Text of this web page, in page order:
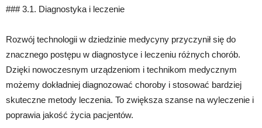
### 3.1. Diagnostyka i leczenie
Rozwój technologii w dziedzinie medycyny przyczynił się do
znacznego postępu w diagnostyce i leczeniu różnych chorób.
Dzięki nowoczesnym urządzeniom i technikom medycznym
możemy dokładniej diagnozować choroby i stosować bardziej
skuteczne metody leczenia. To zwiększa szanse na wyleczenie i
poprawia jakość życia pacjentów.